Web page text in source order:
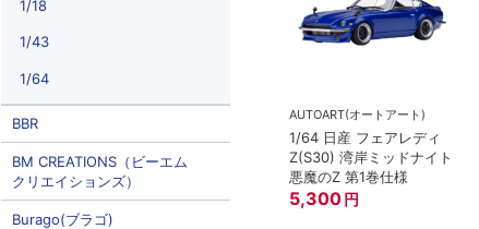
AUTOART(オートアート)
1/64 日産 フェアレディ
Z(S30) 湾岸ミッドナイト
悪魔のZ 第1巻仕様
5,300 円
1/18
1/43
1/64
BBR
BM CREATIONS（ビーエム
クリエイションズ）
Burago(ブラゴ)